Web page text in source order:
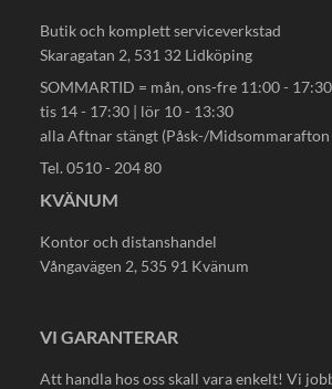
Butik och komplett serviceverkstad
Skaragatan 2, 531 32 Lidköping
SOMMARTID = mån, ons-fre 11:00 -
tis 14 - 17:30 | lör 10 - 13:30
alla Aftnar stängt (Påsk-/Midsommarafton
Tel. 0510 - 204 80
KVÄNUM
Kontor och distanshandel
Vångavägen 2, 535 91 Kvänum
VI GARANTERAR
Att handla hos oss skall vara enkelt! Vi